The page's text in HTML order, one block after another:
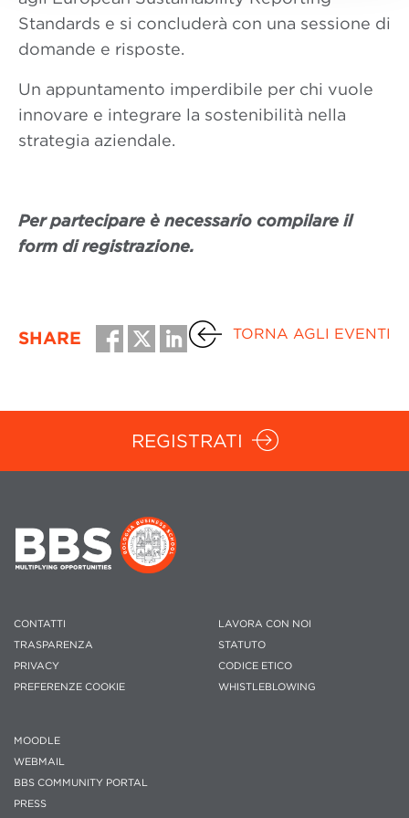
Standards e si concluderà con una sessione di
domande e risposte.
Un appuntamento imperdibile per chi vuole
innovare e integrare la sostenibilità nella
strategia aziendale.
Per partecipare è necessario compilare il
form di registrazione.
SHARE TORNA AGLI EVENTI
REGISTRATI
CONTATTI
TRASPARENZA
PRIVACY
PREFERENZE COOKIE
LAVORA CON NOI
STATUTO
CODICE ETICO
WHISTLEBLOWING
MOODLE
WEBMAIL
BBS COMMUNITY PORTAL
PRESS